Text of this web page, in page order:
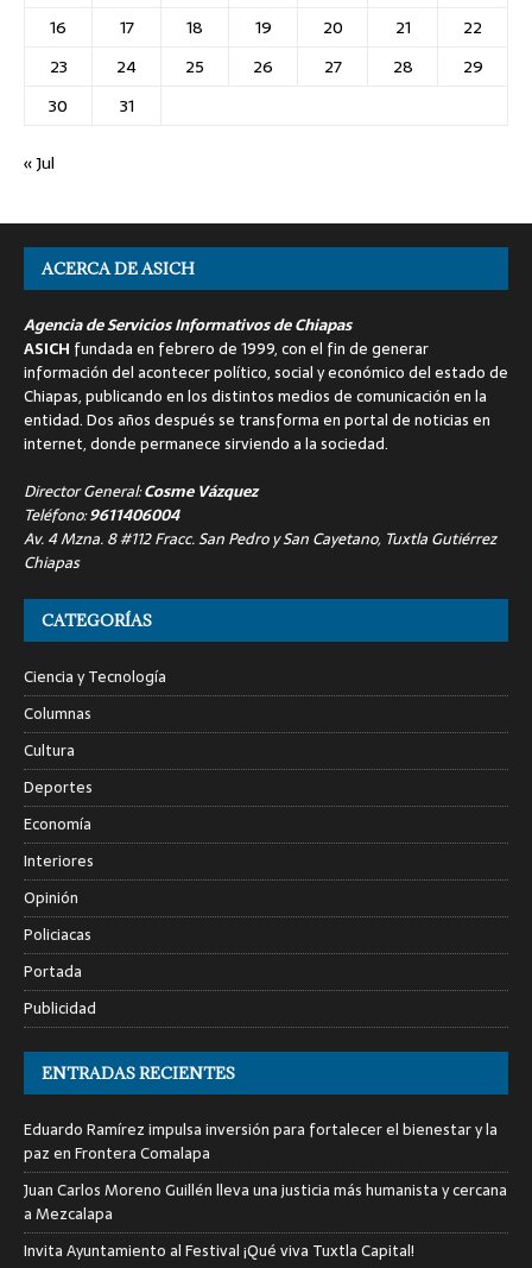
16
17 18 19 20 21
22
23
24 25 26 27 28
29
30
31
« Jul
ACERCA DE ASICH
Agencia de Servicios Informativos de Chiapas
ASICH fundada en febrero de 1999, con el fin de generar
información del acontecer político, social y económico del estado de
Chiapas, publicando en los distintos medios de comunicación en la
entidad. Dos años después se transforma en portal de noticias en
internet, donde permanece sirviendo a la sociedad.
Director General:Cosme Vázquez
Teléfono:9611406004
Av. 4 Mzna. 8 #112 Fracc. San Pedro y San Cayetano, Tuxtla Gutiérrez
Chiapas
CATEGORÍAS
Ciencia y Tecnología
Columnas
Cultura
Deportes
Economía
Interiores
Opinión
Policiacas
Portada
Publicidad
ENTRADAS RECIENTES
Eduardo Ramírez impulsa inversión para fortalecer el bienestar y la
paz en Frontera Comalapa
Juan Carlos Moreno Guillén lleva una justicia más humanista y cercana
a Mezcalapa
Invita Ayuntamiento al Festival ¡Qué viva Tuxtla Capital!